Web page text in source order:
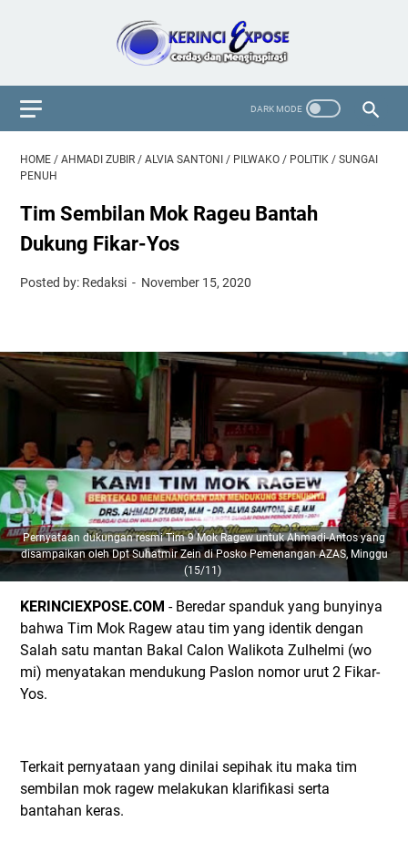
HOME / AHMADI ZUBIR / ALVIA SANTONI / PILWAKO / POLITIK / SUNGAI
PENUH
Tim Sembilan Mok Rageu Bantah
Dukung Fikar-Yos
Posted by: Redaksi November 15, 2020
Pernyataan dukungan resmi Tim 9 Mok Ragew untuk Ahmadi-Antos yang
disampaikan oleh Dpt Suhatmir Zein di Posko Pemenangan AZAS, Minggu
(15/11)
KERINCIEXPOSE.COM - Beredar spanduk yang bunyinya
bahwa Tim Mok Ragew atau tim yang identik dengan
Salah satu mantan Bakal Calon Walikota Zulhelmi (wo
mi) menyatakan mendukung Paslon nomor urut 2 Fikar-
Yos.
Terkait pernyataan yang dinilai sepihak itu maka tim
sembilan mok ragew melakukan klarifikasi serta
bantahan keras.